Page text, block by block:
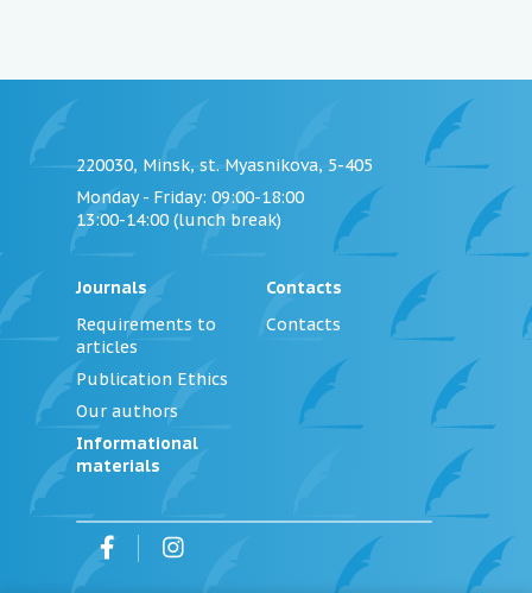
220030, Minsk, st. Myasnikova, 5-405
Monday - Friday: 09:00-18:00
13:00-14:00 (lunch break)
Journals
Requirements to
articles
Publication Ethics
Our authors
Informational
materials
Contacts
Contacts